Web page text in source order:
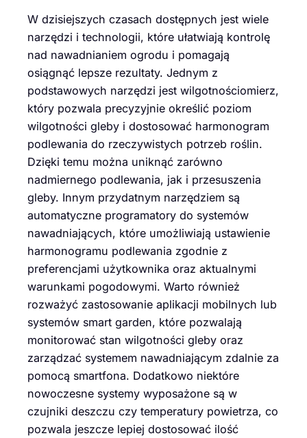
W dzisiejszych czasach dostępnych jest wiele
narzędzi i technologii, które ułatwiają kontrolę
nad nawadnianiem ogrodu i pomagają
osiągnąć lepsze rezultaty. Jednym z
podstawowych narzędzi jest wilgotnościomierz,
który pozwala precyzyjnie określić poziom
wilgotności gleby i dostosować harmonogram
podlewania do rzeczywistych potrzeb roślin.
Dzięki temu można uniknąć zarówno
nadmiernego podlewania, jak i przesuszenia
gleby. Innym przydatnym narzędziem są
automatyczne programatory do systemów
nawadniających, które umożliwiają ustawienie
harmonogramu podlewania zgodnie z
preferencjami użytkownika oraz aktualnymi
warunkami pogodowymi. Warto również
rozważyć zastosowanie aplikacji mobilnych lub
systemów smart garden, które pozwalają
monitorować stan wilgotności gleby oraz
zarządzać systemem nawadniającym zdalnie za
pomocą smartfona. Dodatkowo niektóre
nowoczesne systemy wyposażone są w
czujniki deszczu czy temperatury powietrza, co
pozwala jeszcze lepiej dostosować ilość